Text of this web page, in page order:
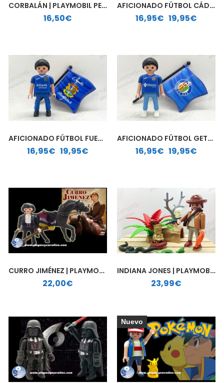
CORBALÁN | PLAYMOBIL PERSONALIZADO
16,50€
AFICIONADO FÚTBOL CÁDIZ| PLAYMOBIL PERSONALIZADO
16,95€ 19,95€
Rango de precios: desde 16,95€ hasta 19,95€
AFICIONADO FÚTBOL FUENLABRADA | PLAYMOBIL PERSONALIZADO
16,95€ 19,95€
Rango de precios: desde 16,95€ hasta 19,95€
AFICIONADO FÚTBOL GETAFE | PLAYMOBIL PERSONALIZADO
16,95€ 19,95€
Rango de precios: desde 16,95€ hasta 19,95€
CURRO JIMÉNEZ | PLAYMOBIL PERSONALIZADO
22,00€
INDIANA JONES | PLAYMOBIL PERSONALIZADO
23,99€
Nuevo